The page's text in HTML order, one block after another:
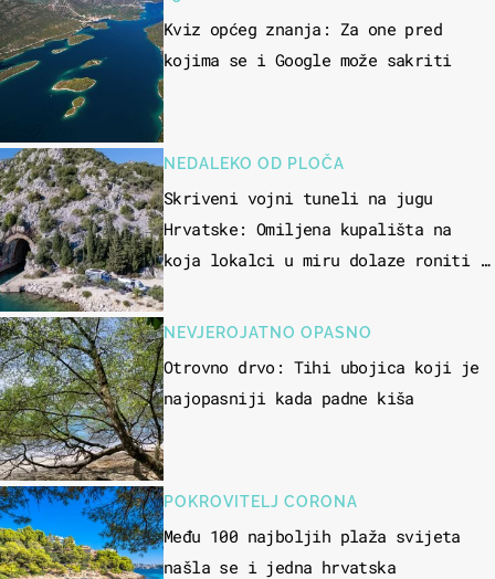
Kviz općeg znanja: Za one pred
kojima se i Google može sakriti
NEDALEKO OD PLOČA
Skriveni vojni tuneli na jugu
Hrvatske: Omiljena kupališta na
koja lokalci u miru dolaze roniti i
NEVJEROJATNO OPASNO
Otrovno drvo: Tihi ubojica koji je
najopasniji kada padne kiša
POKROVITELJ CORONA
Među 100 najboljih plaža svijeta
našla se i jedna hrvatska